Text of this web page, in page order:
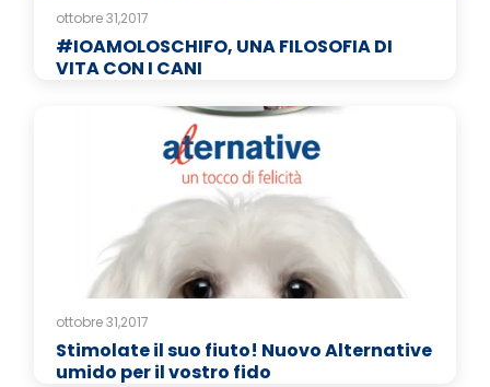
ottobre 31,2017
#IOAMOLOSCHIFO, UNA FILOSOFIA DI
VITA CON I CANI
ottobre 31,2017
Stimolate il suo fiuto! Nuovo Alternative
umido per il vostro fido